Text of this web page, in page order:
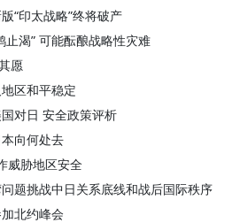
“印太战略”终将破产
止渴” 可能酝酿战略性灾难
愿
区和平稳定
对日 安全政策评析
向何处去
威胁地区安全
题挑战中日关系底线和战后国际秩序
北约峰会